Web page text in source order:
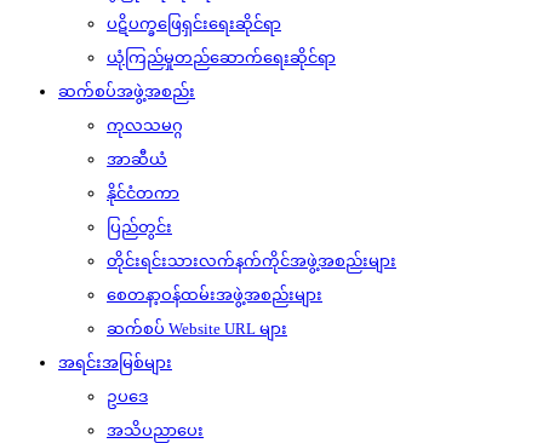
ပဋိပက္ခဖြေရှင်းရေးဆိုင်ရာ
ယုံကြည်မှုတည်ဆောက်ရေးဆိုင်ရာ
ဆက်စပ်အဖွဲ့အစည်း
ကုလသမဂ္ဂ
အာဆီယံ
နိုင်ငံတကာ
ပြည်တွင်း
တိုင်းရင်းသားလက်နက်ကိုင်အဖွဲ့အစည်းများ
စေတနာ့ဝန်ထမ်းအဖွဲ့အစည်းများ
ဆက်စပ် Website URL များ
အရင်းအမြစ်များ
ဥပဒေ
အသိပညာပေး